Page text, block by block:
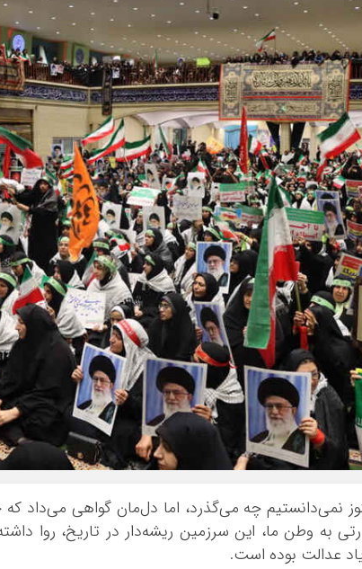
*جهان
بین الملل
آسیای غربی
آمریکا و اروپا
*چندرسانه‌ای
فیلم
گالری
اینفوگرافی
عکس
صوت و فیلم
نمی‌دانستیم چه می‌گذرد، اما دل‌مان گواهی می‌داد
به وطن ما، این سرزمین ریشه‌دار در تاریخ، روا
عدالت بوده است.